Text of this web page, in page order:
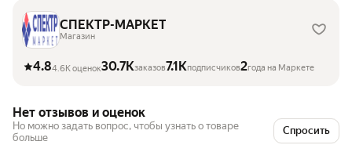
СПЕКТР-МАРКЕТ
Магазин
4.84.6K оценок30.7Kзаказов7.1Kподписчиков2года на Маркете
Нет отзывов и оценок
Но можно задать вопрос, чтобы узнать о товаре
больше
Спросить